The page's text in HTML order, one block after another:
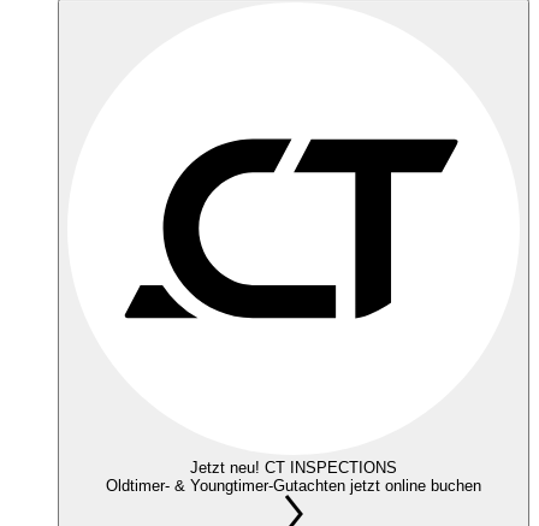
Jetzt neu! CT INSPECTIONS
Oldtimer- & Youngtimer-Gutachten jetzt online buchen